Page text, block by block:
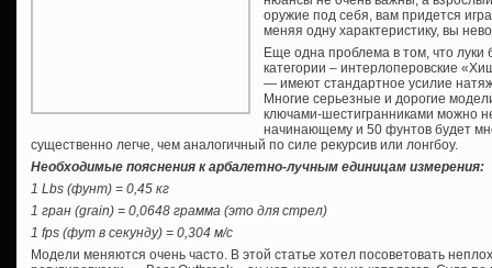
оружие под себя, вам придется
меняя одну характеристику, вы
Еще одна проблема в том, что
категории – интерлоперовские
— имеют стандартное усилие
Многие серьезные и дорогие
ключами-шестигранниками можно
начинающему и 50 фунтов будет
существенно легче, чем аналогичный по силе рекурсив или лонгбоу.
Необходимые пояснения к арбалетно-лучным единицам измерения:
1 Lbs (фунт) = 0,45 кг
1 гран (grain) = 0,0648 грамма (это для стрел)
1 fps (фут в секунду) = 0,304 м/с
Модели меняются очень часто. В этой статье хотел посоветовать